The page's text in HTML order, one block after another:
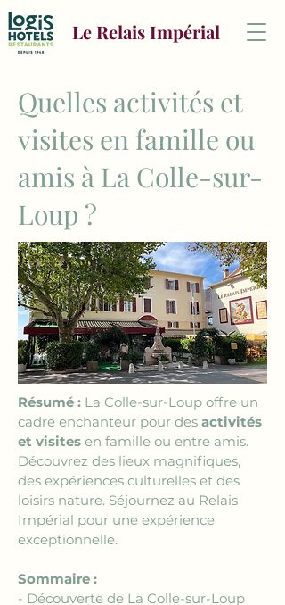
Le Relais Impérial
Quelles activités et
visites en famille ou
amis à La Colle-sur-
Loup ?
Résumé : La Colle-sur-Loup offre un
cadre enchanteur pour des activités
et visites en famille ou entre amis.
Découvrez des lieux magnifiques,
des expériences culturelles et des
loisirs nature. Séjournez au Relais
Impérial pour une expérience
exceptionnelle.
Sommaire :
- Découverte de La Colle-sur-Loup